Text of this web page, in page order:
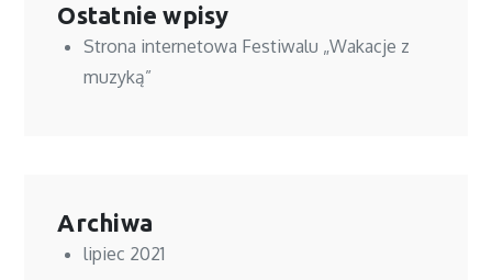
Ostatnie wpisy
Strona internetowa Festiwalu „Wakacje z
muzyką”
Archiwa
lipiec 2021